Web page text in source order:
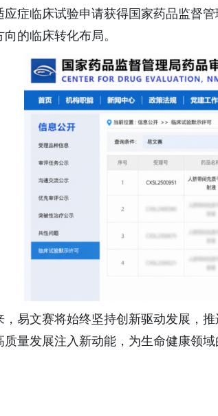
应症临床试验申请获得国家药品监督
的临床转化布局。
，易文赛将始终坚持创新驱动发展，
质量发展注入新动能，为生命健康领域